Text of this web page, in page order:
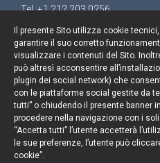
Tel. +1 212 203 0256
Resta
Il presente Sito utilizza cookie
garantire il suo corretto
visualizzare i contenuti del Sito.
può altresì acconsentire
plugin dei social network) che
con le piattaforme social gestite da
tutti” o chiudendo il presente banner
procedere nella navigazione con i
“Accetta tutti” l’utente accetterà
le sue preferenze, l’utente può
cookie”.